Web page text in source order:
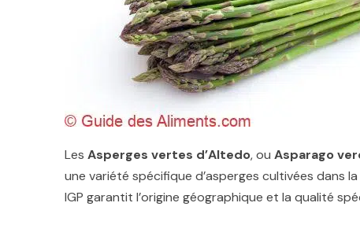
Les Asperges vertes d’Altedo, ou Asparago
une variété spécifique d’asperges cultivées dans
IGP garantit l’origine géographique et la qualité